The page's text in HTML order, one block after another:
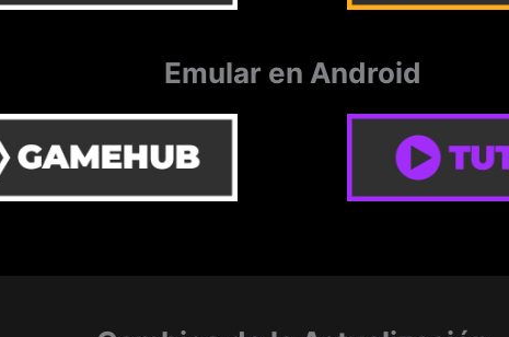
Emular en Android